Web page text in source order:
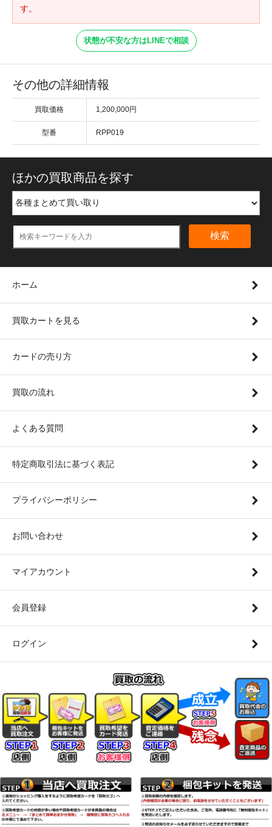
す。
状態が不安な方はLINEで相談
その他の詳細情報
買取価格 1,200,000円
型番 RPP019
ほかの買取商品を探す
検索
ホーム
買取カートを見る
カードの売り方
買取の流れ
よくある質問
特定商取引法に基づく表記
プライバシーポリシー
お問い合わせ
マイアカウント
会員登録
ログイン